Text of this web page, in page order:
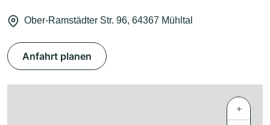
Ober-Ramstädter Str. 96, 64367 Mühltal
Anfahrt planen
+